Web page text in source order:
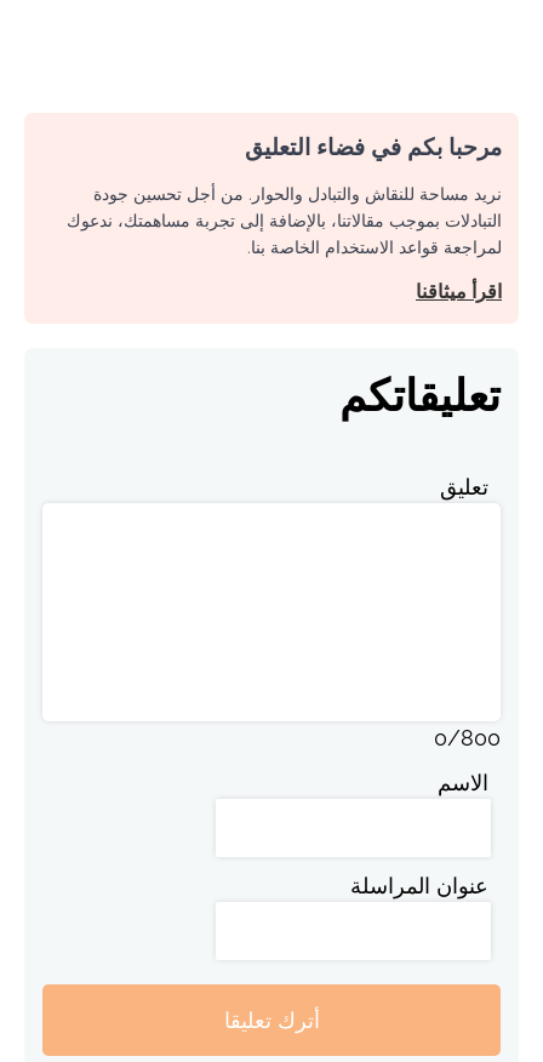
مرحبا بكم في فضاء التعليق
نريد مساحة للنقاش والتبادل والحوار. من أجل تحسين جودة
التبادلات بموجب مقالاتنا، بالإضافة إلى تجربة مساهمتك، ندعوك
لمراجعة قواعد الاستخدام الخاصة بنا.
اقرأ ميثاقنا
تعليقاتكم
تعليق
0/800
الاسم
عنوان المراسلة
أترك تعليقا